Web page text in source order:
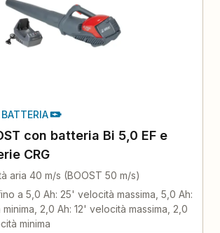
con batteria Bi 5,0 EF e
CRG
aria 40 m/s (BOOST 50 m/s)
a 5,0 Ah: 25' velocità massima, 5,0 Ah:
2,0 Ah: 12' velocità massima, 2,0
minima